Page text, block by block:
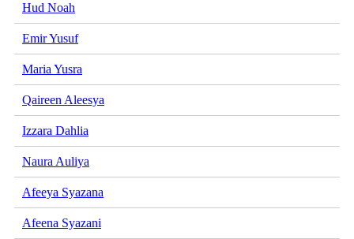
Hud Noah
Emir Yusuf
Maria Yusra
Qaireen Aleesya
Izzara Dahlia
Naura Auliya
Afeeya Syazana
Afeena Syazani